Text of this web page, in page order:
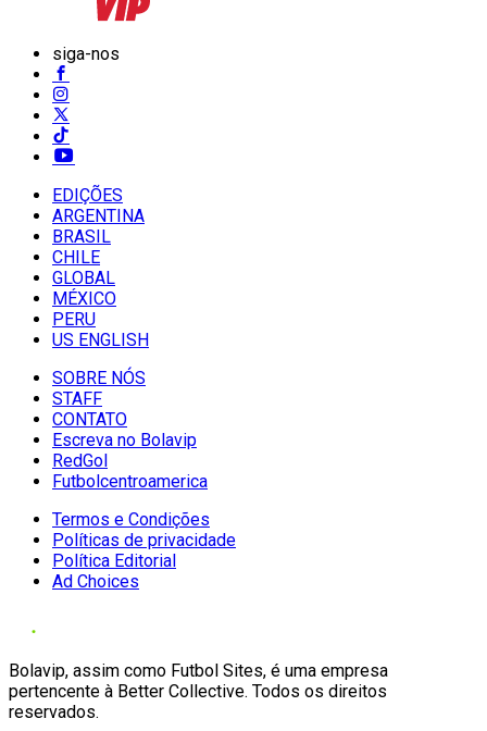
siga-nos
EDIÇÕES
ARGENTINA
BRASIL
CHILE
GLOBAL
MÉXICO
PERU
US ENGLISH
SOBRE NÓS
STAFF
CONTATO
Escreva no Bolavip
RedGol
Futbolcentroamerica
Termos e Condições
Políticas de privacidade
Política Editorial
Ad Choices
Bolavip, assim como Futbol Sites, é uma empresa
pertencente à Better Collective. Todos os direitos
reservados.